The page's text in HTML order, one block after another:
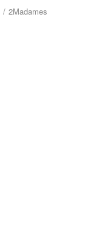
/ 2Madames